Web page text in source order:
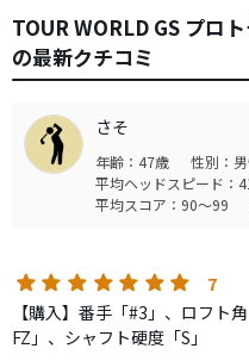
TOUR WORLD GS プロ
の最新クチコミ
さそ
年齢：47歳 性別：
平均ヘッドスピード：
平均スコア：90～99
7
【購入】番手「#3」、ロフト
FZ」、シャフト硬度「S」